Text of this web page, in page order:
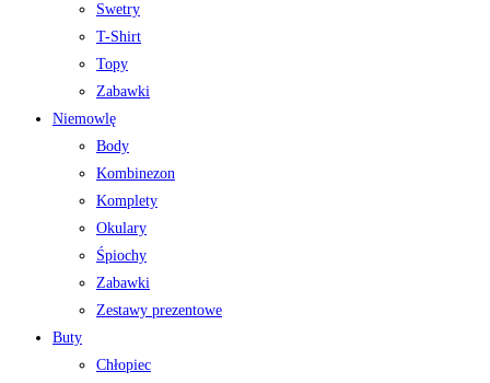
Swetry
T-Shirt
Topy
Zabawki
Niemowlę
Body
Kombinezon
Komplety
Okulary
Śpiochy
Zabawki
Zestawy prezentowe
Buty
Chłopiec